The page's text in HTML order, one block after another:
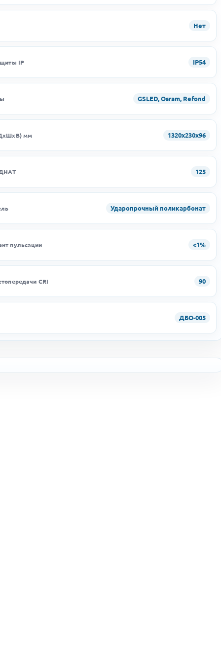
Нет
IP IP54
GSLED, Osram, Refond
мм 1320х230х96
125
Ударопрочный поликарбонат
пульсации <1%
CRI 90
ДБО-005